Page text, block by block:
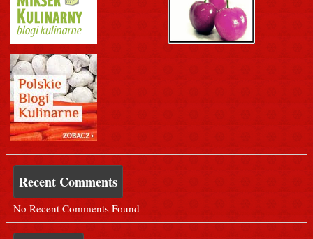
Recent Comments
No Recent Comments Found